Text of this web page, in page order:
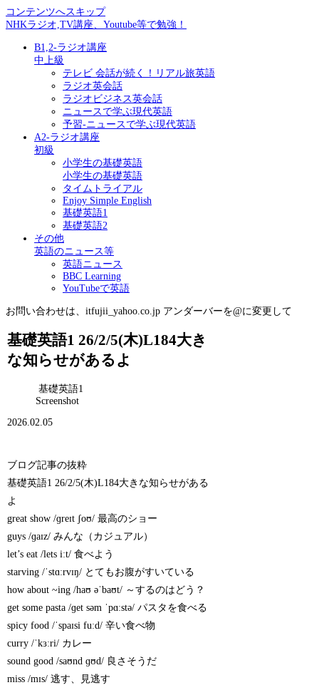
コンテンツへスキップ
NHKラジオ,TV講座、Youtube等で勉強！
B1,2-ラジオ講座
中上級
テレビ 会話が続く！リアル旅英語
ラジオ英会話
ラジオビジネス英会話
ニュースで学ぶ現代英語
予習-ニュースで学ぶ現代英語
A2-ラジオ講座
初級
小学生の基礎英語
小学生の基礎英語
タイムトライアル
Enjoy Simple English
基礎英語1
基礎英語2
その他
英語のニュース等
英語ニュース
BBC Learning
YouTubeで英語
お問い合わせは、itfujii_yahoo.co.jp アンダーバーを@に変更して
基礎英語1 26/2/5(木)L184大き
な知らせがあるよ
基礎英語1
Screenshot
2026.02.05
ブログ記事の抜粋
基礎英語1 26/2/5(木)L184大きな知らせがある
よ
great show /ɡreɪt ʃoʊ/ 最高のショー
guys /ɡaɪz/ みんな（カジュアル）
let’s eat /lets iːt/ 食べよう
starving /ˈstɑːrvɪŋ/ とてもお腹がすいている
how about ~ing /haʊ əˈbaʊt/ ～するのはどう？
get some pasta /ɡet səm ˈpɑːstə/ パスタを食べる
spicy food /ˈspaɪsi fuːd/ 辛い食べ物
curry /ˈkɜːri/ カレー
sound good /saʊnd ɡʊd/ 良さそうだ
miss /mɪs/ 逃す、見逃す